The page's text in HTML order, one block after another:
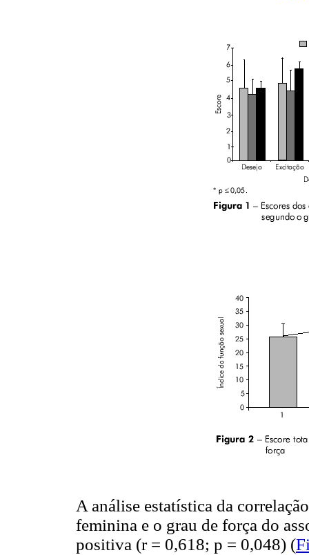
A análise estatística da
feminina e o grau de força do
positiva (r = 0,618; p = 0,048) (